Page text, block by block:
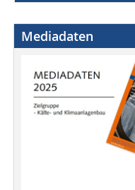
Mediadaten